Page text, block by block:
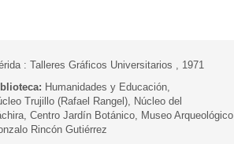
: Talleres Gráficos Universitarios , 1971
Humanidades y Educación,
Trujillo (Rafael Rangel), Núcleo del
Centro Jardín Botánico, Museo Arqueológico
Rincón Gutiérrez